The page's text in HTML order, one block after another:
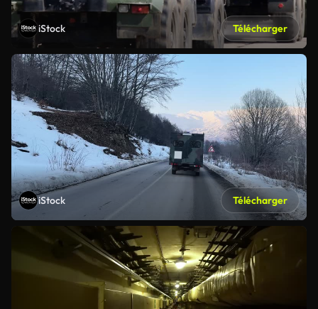
iStock Télécharger
iStock Télécharger